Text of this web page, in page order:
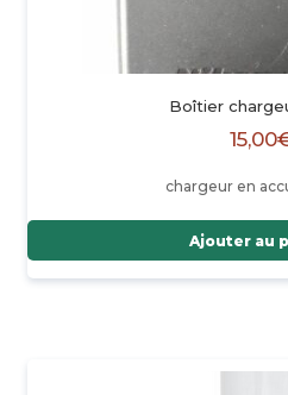
Boîtier
15,00
chargeur en
Ajouter au